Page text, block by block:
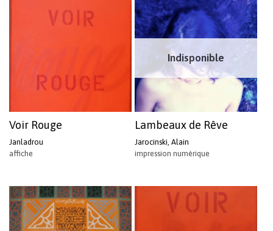
Revenir à l'Artotek
Voir Rouge
Janladrou
affiche
Indisponible
Lambeaux de Rêve
Jarocinski, Alain
impression numérique